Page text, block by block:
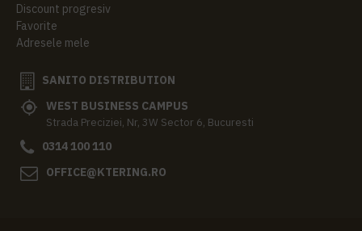
Discount progresiv
Favorite
Adresele mele
SANITO DISTRIBUTION
WEST BUSINESS CAMPUS
Strada Preciziei, Nr, 3W Sector 6, Bucuresti
0314 100 110
OFFICE@KTERING.RO